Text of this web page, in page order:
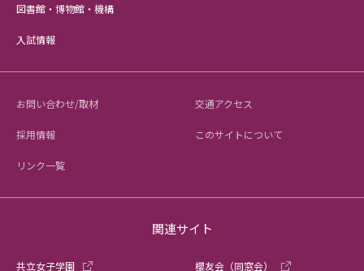
図書館・博物館・機構
入試情報
お問い合わせ/取材 交通アクセス
採用情報 このサイトについて
リンク一覧
関連サイト
共立女子学園 櫻友会（同窓会）